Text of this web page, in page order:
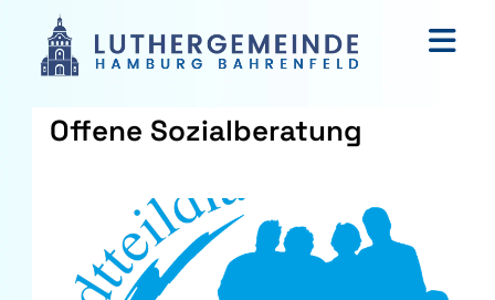
Offene Sozialberatung